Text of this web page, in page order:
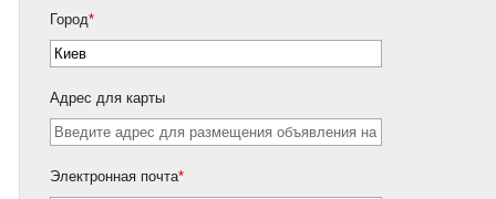
Город*
Адрес для карты
Электронная почта*